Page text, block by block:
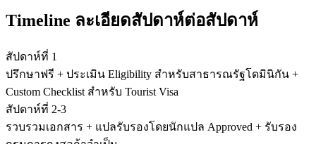
Timeline ละเอียดสัปดาห์ต่อสัปดาห์
สัปดาห์ที่ 1
ปรึกษาฟรี + ประเมิน Eligibility สำหรับสาธารณรัฐโดมินิกัน +
Custom Checklist สำหรับ Tourist Visa
สัปดาห์ที่ 2-3
รวบรวมเอกสาร + แปลรับรองโดยนักแปล Approved + รับรอง